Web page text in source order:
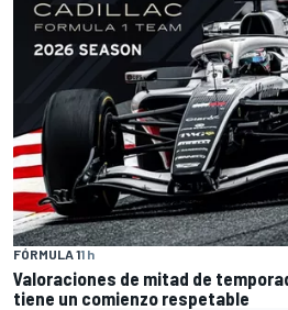
FÓRMULA 11 h
Valoraciones de mitad de
tiene un comienzo respetable